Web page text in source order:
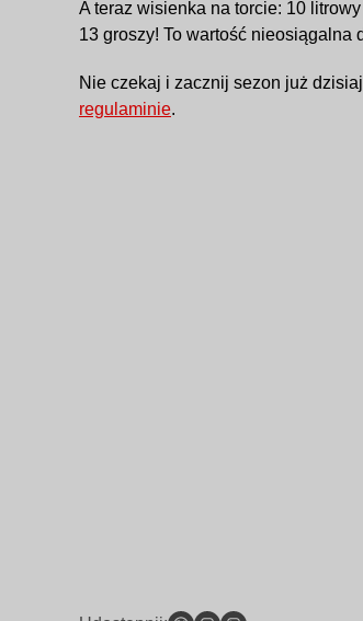
A teraz wisienka na torcie: 10
13 groszy! To wartość
Nie czekaj i zacznij sezon już
regulaminie.